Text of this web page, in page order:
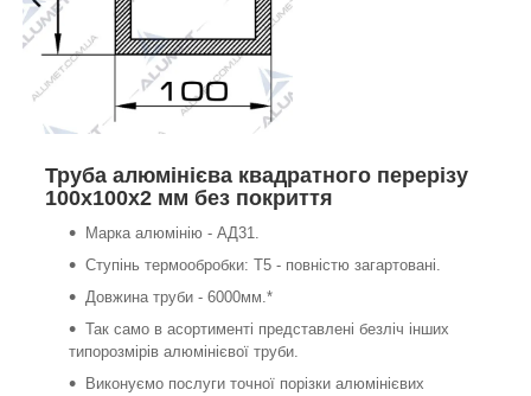
Труба алюмінієва квадратного перерізу
100х100х2 мм без покриття
Марка алюмінію - АД31.
Ступінь термообробки: Т5 - повністю загартовані.
Довжина труби - 6000мм.*
Так само в асортименті представлені безліч інших
типорозмірів алюмінієвої труби.
Виконуємо послуги точної порізки алюмінієвих